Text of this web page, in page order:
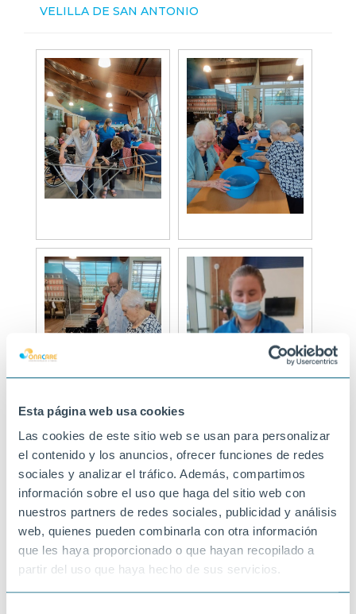
Esta página web usa cookies
Las cookies de este sitio web se usan para personalizar
el contenido y los anuncios, ofrecer funciones de redes
sociales y analizar el tráfico. Además, compartimos
información sobre el uso que haga del sitio web con
nuestros partners de redes sociales, publicidad y análisis
web, quienes pueden combinarla con otra información
que les haya proporcionado o que hayan recopilado a
partir del uso que haya hecho de sus servicios.
VELILLA DE SAN ANTONIO